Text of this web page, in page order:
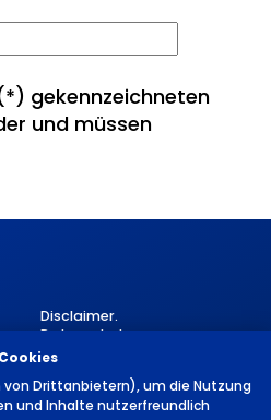
*) gekennzeichneten
und müssen
Disclaimer.
Datenschutz.
Impressum.
von Drittanbietern), um die Nutzung
und Inhalte nutzerfreundlich